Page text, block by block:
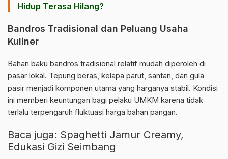
Hidup Terasa Hilang?
Bandros Tradisional dan Peluang Usaha
Kuliner
Bahan baku bandros tradisional relatif mudah diperoleh di
pasar lokal. Tepung beras, kelapa parut, santan, dan gula
pasir menjadi komponen utama yang harganya stabil. Kondisi
ini memberi keuntungan bagi pelaku UMKM karena tidak
terlalu terpengaruh fluktuasi harga bahan pangan.
Baca juga: Spaghetti Jamur Creamy,
Edukasi Gizi Seimbang